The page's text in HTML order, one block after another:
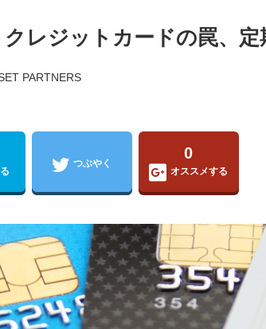
クレジットカードの罠、
PARTNERS
つぶやく
0
オススメする